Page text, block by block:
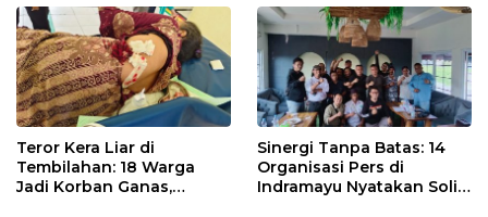
Teror Kera Liar di
Tembilahan: 18 Warga
Jadi Korban Ganas,
Sinergi Tanpa Batas: 14
Organisasi Pers di
Indramayu Nyatakan Solid